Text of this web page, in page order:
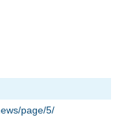
page/5/